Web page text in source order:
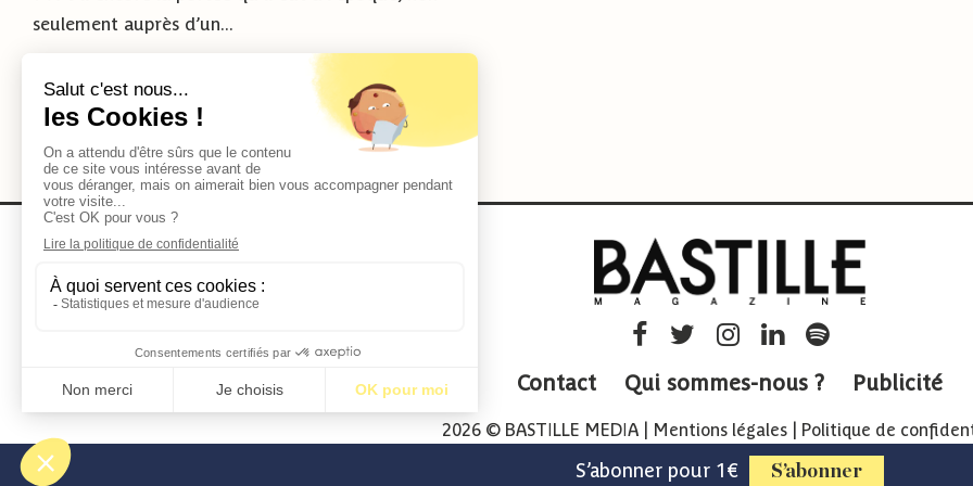
seulement auprès d’un...
Contact Qui sommes-nous ? Publicité
2026 © BASTILLE MEDIA | Mentions légales Politique de
S’abonner pour 1€ S’abonner